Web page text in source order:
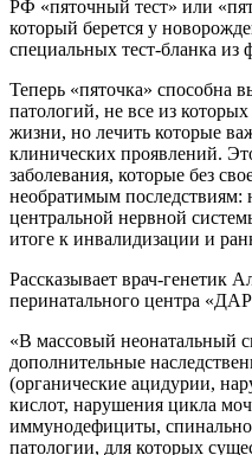
РФ «пяточный тест» или
который берется у
специальных тест-бланка из
Теперь «пяточка» способна
патологий, не все из
жизни, но лечить которые
клинических проявлений.
заболевания, которые без
необратимым
центральной нервной
итоге к инвалидизации и
Рассказывает врач-генетик
перинатального центра
«В массовый неонатальный
дополнительные
(органические ацидурии,
кислот, нарушения цикла
иммунодефициты,
патологии, для которых